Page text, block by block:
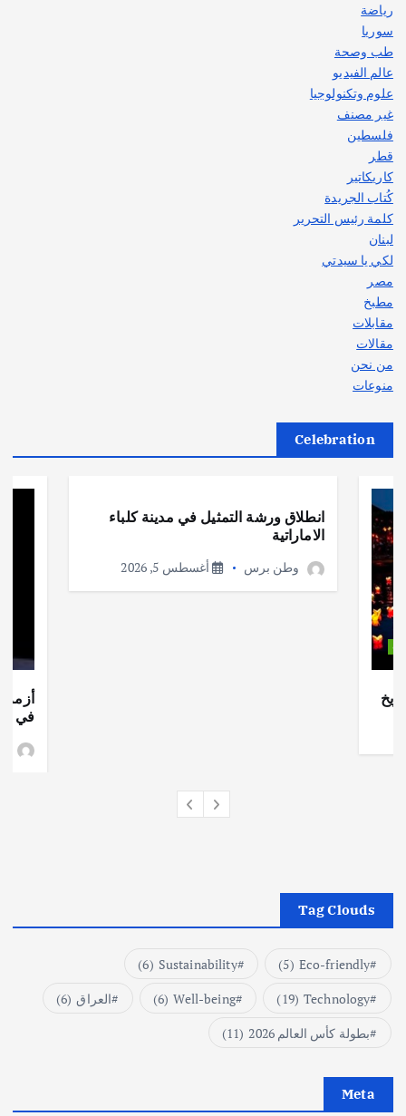
رياضة
سوريا
طب وصحة
عالم الفيديو
علوم وتكنولوجيا
غير مصنف
فلسطين
قطر
كاريكاتير
كُتاب الجريدة
كلمة رئيس التحرير
لبنان
لكي يا سيدتي
مصر
مطبخ
مقابلات
مقالات
من نحن
منوعات
Celebration
انطلاق ورشة التمثيل في مدينة كلباء
الاماراتية
وطن برس أغسطس 5, 2026
أزمة
في
Tag Clouds
Eco-friendly
(5)
Sustainability
(6)
Technology
(19)
Well-being
(6) العراق (6)
بطولة كأس العالم 2026
(11)
Meta